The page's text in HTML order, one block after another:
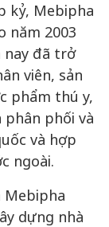
kỷ, Mebipha
năm 2003
nay đã trở
viên, sản
phẩm thú y,
phân phối và
và hợp
ngoài.
Mebipha
dựng nhà